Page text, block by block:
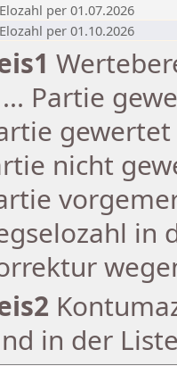
Elozahl per 01.07.2026
Elozahl per 01.10.2026
Partie
nicht
in
in der